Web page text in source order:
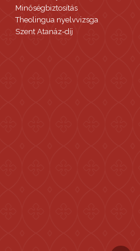
Minőségbiztosítás
Theolingua nyelvvizsga
Szent Atanáz-díj